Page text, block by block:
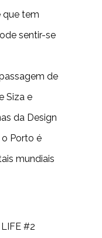
que tem
sentir-se
de
Siza e
da Design
Porto é
mundiais
#2